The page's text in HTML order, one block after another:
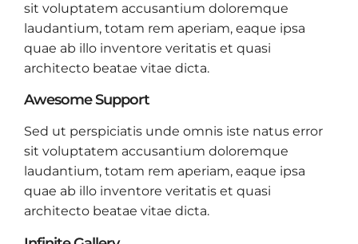
sit voluptatem accusantium doloremque
laudantium, totam rem aperiam, eaque ipsa
quae ab illo inventore veritatis et quasi
architecto beatae vitae dicta.
Awesome Support
Sed ut perspiciatis unde omnis iste natus error
sit voluptatem accusantium doloremque
laudantium, totam rem aperiam, eaque ipsa
quae ab illo inventore veritatis et quasi
architecto beatae vitae dicta.